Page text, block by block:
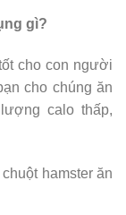
gì?
cho con người
cho chúng ăn
calo thấp,
hamster ăn